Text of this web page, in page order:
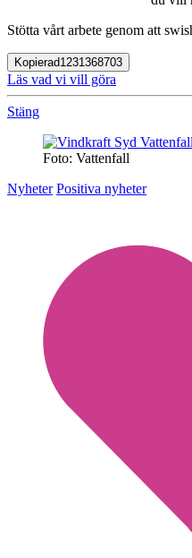
Stötta vårt arbete genom att
Kopierad1231368703
Läs vad vi vill göra
Stäng
Foto: Vattenfall
Nyheter Positiva nyheter